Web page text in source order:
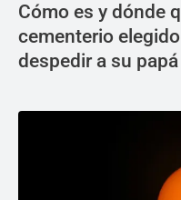
Cómo es y dónde
cementerio
despedir a su papá